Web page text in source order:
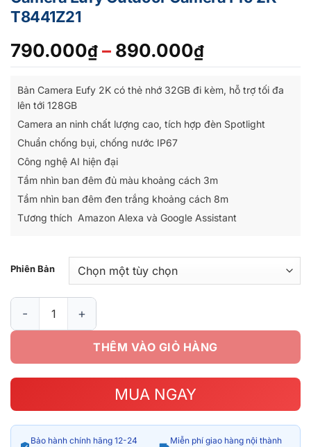
T8441Z21
790.000₫ – 890.000₫Khoảng
giá:
từ
đến
Bản Camera Eufy 2K có thẻ nhớ 32GB đi kèm, hỗ trợ tối đa
lên tới 128GB
Camera an ninh chất lượng cao, tích hợp đèn Spotlight
Chuẩn chống bụi, chống nước IP67
Công nghệ AI hiện đại
Tầm nhìn ban đêm đủ màu khoảng cách 3m
Tầm nhìn ban đêm đen trắng khoảng cách 8m
Tương thích Amazon Alexa và Google Assistant
Phiên Bản
Camera Eufy Outdoor Camera Pro 2K T8441Z21 số lượng
THÊM VÀO GIỎ HÀNG
MUA NGAY
Bảo hành chính hãng 12-24
Miễn phí giao hàng nội thành